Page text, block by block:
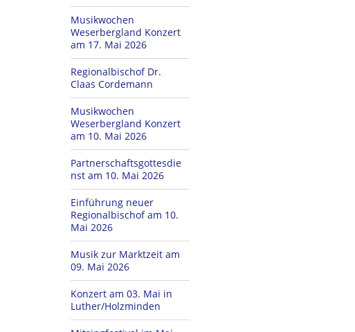
Musikwochen
Weserbergland Konzert
am 17. Mai 2026
Regionalbischof Dr.
Claas Cordemann
Musikwochen
Weserbergland Konzert
am 10. Mai 2026
Partnerschaftsgottesdie
nst am 10. Mai 2026
Einführung neuer
Regionalbischof am 10.
Mai 2026
Musik zur Marktzeit am
09. Mai 2026
Konzert am 03. Mai in
Luther/Holzminden